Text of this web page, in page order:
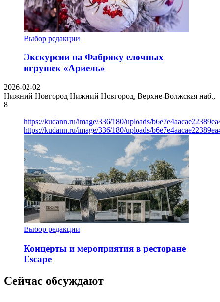
Выбор редакции
Экскурсии на Фабрику елочных
игрушек «Ариель»
2026-02-02
Нижний Новгород Нижний Новгород, Верхне-Волжская наб.,
8
https://kudann.ru/image/336/180/uploads/
https://kudann.ru/image/336/180/uploads/
Выбор редакции
Концерты и мероприятия в ресторане
Escape
Сейчас обсуждают